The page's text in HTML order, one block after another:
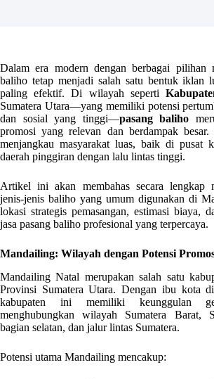
Dalam era modern dengan berbagai pilihan
baliho tetap menjadi salah satu bentuk iklan
paling efektif. Di wilayah seperti
Sumatera Utara—yang memiliki potensi
dan sosial yang tinggi—pasang baliho
promosi yang relevan dan berdampak
menjangkau masyarakat luas, baik di pusat
daerah pinggiran dengan lalu lintas tinggi.
Artikel ini akan membahas secara lengkap
jenis-jenis baliho yang umum digunakan di
lokasi strategis pemasangan, estimasi biaya,
jasa pasang baliho profesional yang terpercaya.
Mandailing: Wilayah dengan Potensi
Mandailing Natal merupakan salah satu
Provinsi Sumatera Utara. Dengan ibu kota di
kabupaten ini memiliki keunggulan
menghubungkan wilayah Sumatera Barat,
bagian selatan, dan jalur lintas Sumatera.
Potensi utama Mandailing mencakup: